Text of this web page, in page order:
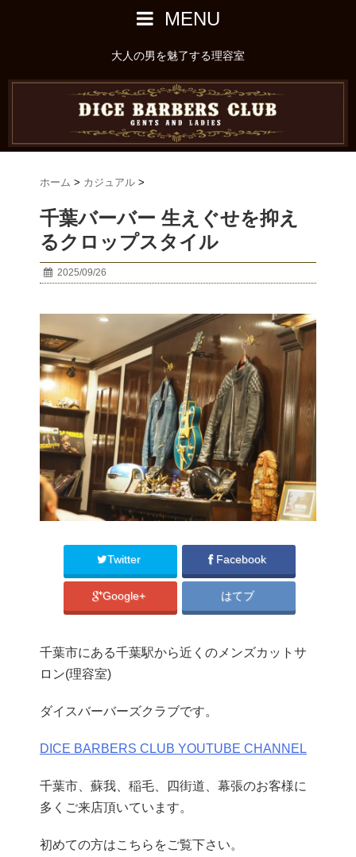
MENU
大人の男を魅了する理容室
ホーム > カジュアル >
千葉バーバー 生えぐせを抑え
るクロップスタイル
2025/09/26
Twitter Facebook
Google+ はてブ
千葉市にある千葉駅から近くのメンズカットサ
ロン(理容室)
ダイスバーバーズクラブです。
DICE BARBERS CLUB YOUTUBE CHANNEL
千葉市、蘇我、稲毛、四街道、幕張のお客様に
多くご来店頂いています。
初めての方はこちらをご覧下さい。